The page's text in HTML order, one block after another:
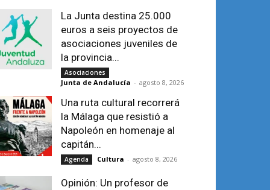
La Junta destina 25.000
euros a seis proyectos de
asociaciones juveniles de
la provincia...
Asociaciones
Junta de Andalucía - agosto 8, 2026
Una ruta cultural recorrerá
la Málaga que resistió a
Napoleón en homenaje al
capitán...
Agenda Cultura - agosto 8, 2026
Opinión: Un profesor de